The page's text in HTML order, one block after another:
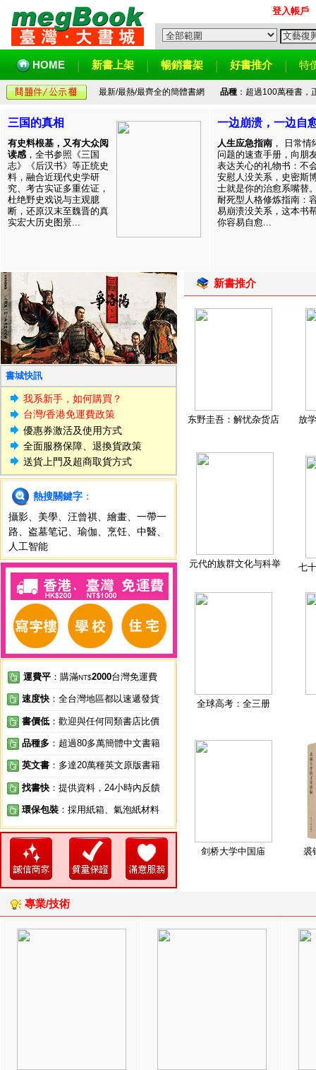
登入帳戶
HOME 新書上架 暢銷書架 好書推介 特
最新/最熱/最齊全的簡體書網 品種：超過100萬種書，
三国的真相
有史料根基，又有大众阅
读感 ，全书参照《三国
志》《后汉书》等正统史
料，融合近现代史学研
究、考古实证多重佐证，
杜绝野史戏说与主观臆
断，还原汉末至魏晋的真
实宏大历史图景...
一边崩溃，一边自
人生应急指南 ， 日常情
问题的速查手册，向朋
表达关心的礼物书：不
安慰人没关系，史密斯
士就是你的治愈系嘴替
耐死型人格修炼指南：
易崩溃没关系，这本书
你容易自愈...
書城快訊
我系新手，如何購買？
台灣/香港免運費政策
優惠券激活及使用方式
全面服務保障、退換貨政策
送貨上門及超商取貨方式
熱搜關鍵字 ：
攝影
美學 汪曾祺 繪畫
一帶一
路
盗墓笔记 瑜伽 烹饪 中醫
人工智能
運費平 ：購滿NT$2000台灣免運費
速度快 ：全台灣地區都以速遞發貨
書價低 ：歡迎與任何同類書店比價
品種多 ：超過80多萬簡體中文書籍
英文書 ：多達20萬種英文原版書籍
找書快 ：提供資料，24小時內反饋
環保包裝 ：採用紙箱、氣泡紙材料
新書推介
东野圭吾：解忧杂货店 放
元代的族群文化与科举 七
全球高考：全三册
剑桥大学中国庙 裘
專業/技術